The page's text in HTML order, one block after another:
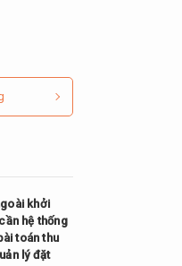
khởi
hệ thống
toán thu
lý đặt